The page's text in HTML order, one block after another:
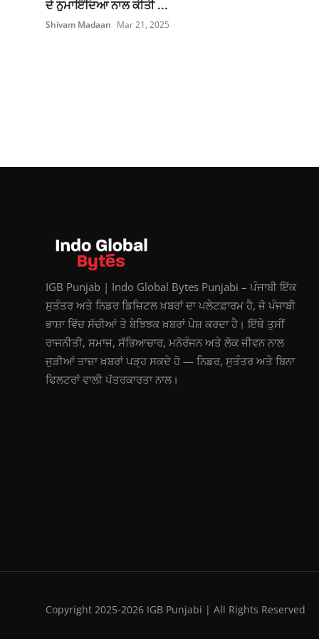
ਦੇ ਨੁਮਾਇੰਦਿਆ ਨਾਲ ਕੀਤੀ ...
Shivam Madaan Mar 21, 2025
IGB Punjab | Indo Global Bytes Punjabi – ਪੰਜਾਬੀ ਇੱਕ
ਸੁਤੰਤਰ ਅਤੇ ਨਿਡਰ ਡਿਜ਼ਿਟਲ ਖ਼ਬਰਾਂ ਦਾ ਪਲੇਟਫ਼ਾਰਮ ਹੈ, ਜੋ ਪੰਜਾਬੀ
ਭਾਸ਼ਾ ਵਿੱਚ ਸੱਚੀਆਂ ਤੇ ਬੇਝਿਝਕ ਖ਼ਬਰਾਂ ਪੇਸ਼ ਕਰਦਾ ਹੈ। ਇੱਥੇ ਤੁਸੀਂ
ਰਾਜਨੀਤੀ, ਸਮਾਜ, ਸੱਭਿਆਚਾਰ, ਮਨੋਰੰਜਨ ਅਤੇ ਲੋਕ ਜੀਵਨ ਨਾਲ
ਜੁੜੀਆਂ ਤਾਜ਼ਾ ਖ਼ਬਰਾਂ ਪੜ੍ਹ ਸਕਦੇ ਹੋ — ਨਿਡਰ, ਸੁਤੰਤਰ ਅਤੇ ਬਿਨਾ
ਫਿਲਟਰਾਂ ਵਾਲੀ ਪੱਤਰਕਾਰਤਾ ਨਾਲ।
Copyright 2025-2026 IGB Punjabi | All Rights Reserved